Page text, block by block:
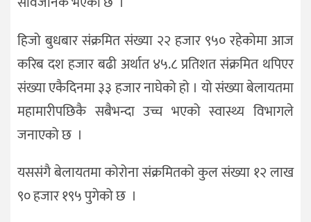
हिजो बुधबार संक्रमित संख्या २२ हजार ९५० रहेकोमा आज
करिब दश हजार बढी अर्थात ४५.८ प्रतिशत संक्रमित थपिएर
संख्या एकैदिनमा ३३ हजार नाघेको हो । यो संख्या बेलायतमा
महामारीपछिकै सबैभन्दा उच्च भएको स्वास्थ्य विभागले
जनाएको छ ।
यससंगै बेलायतमा कोरोना संक्रमितको कुल संख्या १२ लाख
९० हजार १९५ पुगेको छ ।